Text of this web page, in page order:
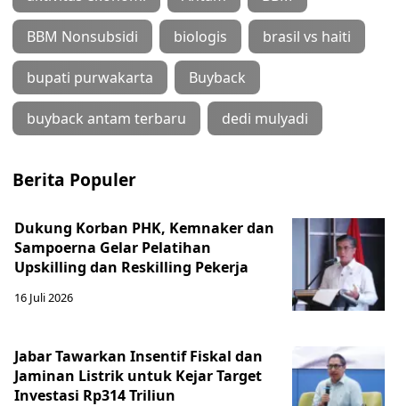
BBM Nonsubsidi biologis brasil vs haiti
bupati purwakarta Buyback
buyback antam terbaru dedi mulyadi
Berita Populer
Dukung Korban PHK, Kemnaker dan
Sampoerna Gelar Pelatihan
Upskilling dan Reskilling Pekerja
16 Juli 2026
Jabar Tawarkan Insentif Fiskal dan
Jaminan Listrik untuk Kejar Target
Investasi Rp314 Triliun